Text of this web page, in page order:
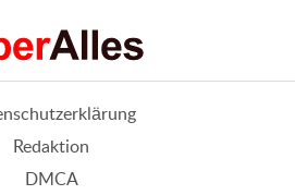
Redaktion
DMCA